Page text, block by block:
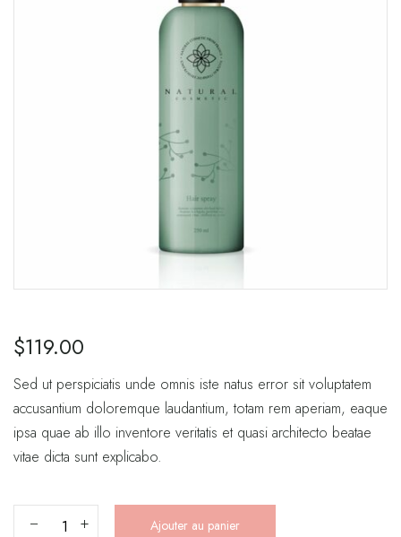
$119.00
Sed ut perspiciatis unde omnis iste natus error sit voluptatem
accusantium doloremque laudantium, totam rem aperiam, eaque
ipsa quae ab illo inventore veritatis et quasi architecto beatae
vitae dicta sunt explicabo.
Ajouter au panier